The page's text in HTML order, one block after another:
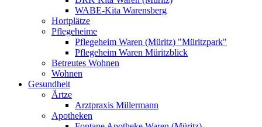
WABE-Kita Warensberg
Hortplätze
Pflegeheime
Pflegeheim Waren (Müritz) "Müritzpark"
Pflegeheim Waren Müritzblick
Betreutes Wohnen
Wohnen
Gesundheit
Ärtze
Arztpraxis Millermann
Apotheken